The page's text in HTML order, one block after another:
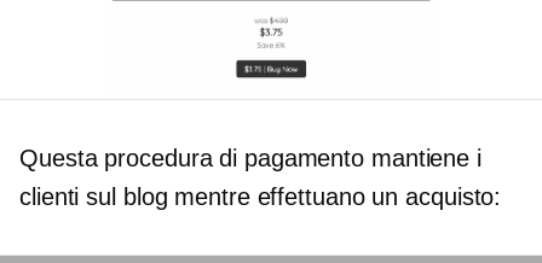
Questa procedura di pagamento mantiene i
clienti sul blog mentre effettuano un acquisto: